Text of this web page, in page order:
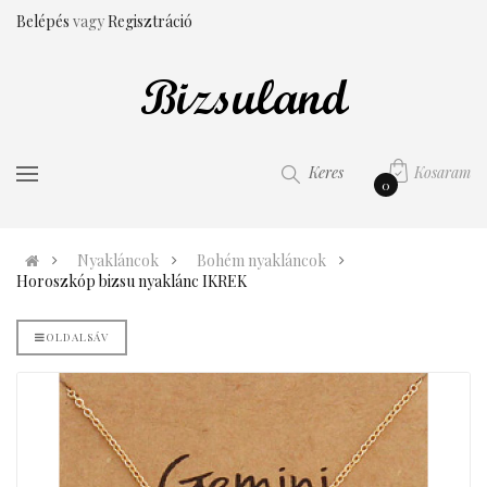
Belépés vagyRegisztráció
Kosaram
0
Keres
Nyakláncok
Bohém nyakláncok
Horoszkóp bizsu nyaklánc IKREK
OLDALSÁV